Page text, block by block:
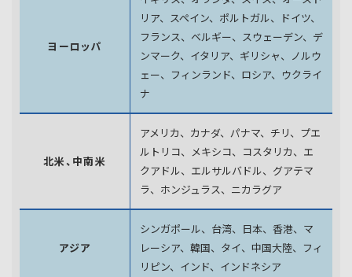
ヨーロッパ
リア、スペイン、 ポルトガル、ドイツ、
フランス、ベルギー、スウェーデン、 デ
ンマーク、イタリア、ギリシャ、ノルウ
ェー、フィンランド、 ロシア、ウクライ
ナ
北米、中南米
アメリカ、カナダ、パナマ、チリ、プエ
ルトリコ、メキシコ、 コスタリカ、エ
クアドル、エルサルバドル、グアテマ
ラ、 ホンジュラス、ニカラグア
アジア
シンガポール、台湾、日本、香港、マ
レーシア、韓国、 タイ、中国大陸、フィ
リピン、インド、インドネシア